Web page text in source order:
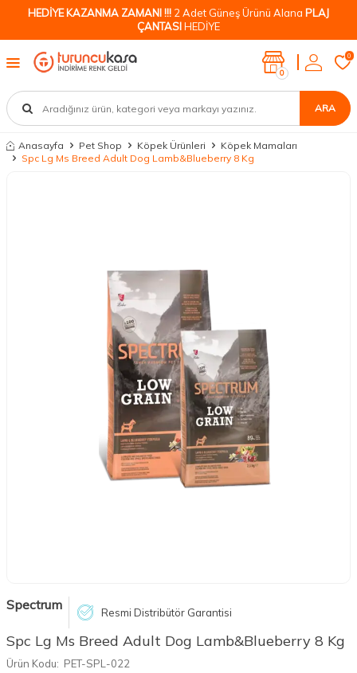
HEDİYE KAZANMA ZAMANI !!! 2 Adet Güneş Ürünü Alana PLAJ
ÇANTASIHEDİYE
ARA
0
0
Anasayfa Pet Shop Köpek Ürünleri
Köpek Mamaları
Spc Lg Ms Breed Adult Dog Lamb&Blueberry 8 Kg
Spectrum Resmi Distribütör Garantisi
Spc Lg Ms Breed Adult Dog Lamb&Blueberry 8 Kg
Ürün Kodu: PET-SPL-022